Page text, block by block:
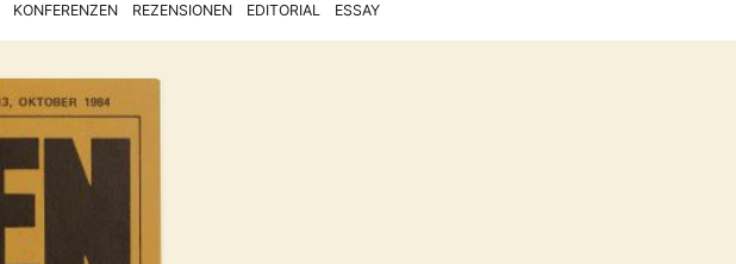
KONFERENZEN REZENSIONEN EDITORIAL ESSAY